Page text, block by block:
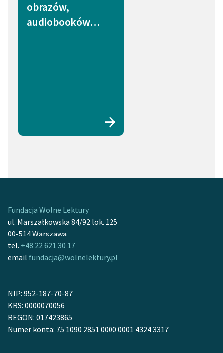
obrazów,
audiobooków…
Fundacja Wolne Lektury
ul. Marszałkowska 84/92 lok. 125
00-514 Warszawa
tel. +48 22 621 30 17
email fundacja@wolnelektury.pl
NIP: 952-187-70-87
KRS: 0000070056
REGON: 017423865
Numer konta: 75 1090 2851 0000 0001 4324 3317